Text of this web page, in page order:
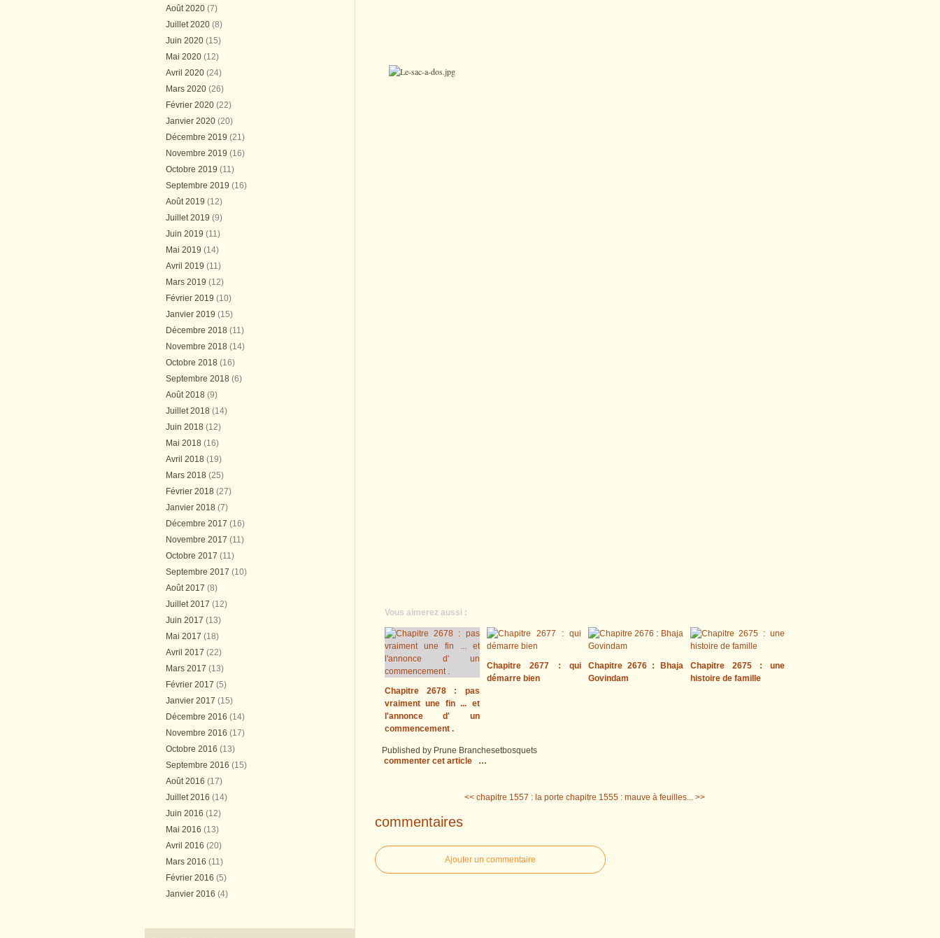
Août 2020 (7)
Juillet 2020 (8)
Juin 2020 (15)
Mai 2020 (12)
Avril 2020 (24)
Mars 2020 (26)
Février 2020 (22)
Janvier 2020 (20)
Décembre 2019 (21)
Novembre 2019 (16)
Octobre 2019 (11)
Septembre 2019 (16)
Août 2019 (12)
Juillet 2019 (9)
Juin 2019 (11)
Mai 2019 (14)
Avril 2019 (11)
Mars 2019 (12)
Février 2019 (10)
Janvier 2019 (15)
Décembre 2018 (11)
Novembre 2018 (14)
Octobre 2018 (16)
Septembre 2018 (6)
Août 2018 (9)
Juillet 2018 (14)
Juin 2018 (12)
Mai 2018 (16)
Avril 2018 (19)
Mars 2018 (25)
Février 2018 (27)
Janvier 2018 (7)
Décembre 2017 (16)
Novembre 2017 (11)
Octobre 2017 (11)
Septembre 2017 (10)
Août 2017 (8)
Juillet 2017 (12)
Juin 2017 (13)
Mai 2017 (18)
Avril 2017 (22)
Mars 2017 (13)
Février 2017 (5)
Janvier 2017 (15)
Décembre 2016 (14)
Novembre 2016 (17)
Octobre 2016 (13)
Septembre 2016 (15)
Août 2016 (17)
Juillet 2016 (14)
Juin 2016 (12)
Mai 2016 (13)
Avril 2016 (20)
Mars 2016 (11)
Février 2016 (5)
Janvier 2016 (4)
Vous aimerez aussi :
Chapitre 2678 : pas
vraiment une fin ... et
l'annonce d' un
commencement .
Chapitre 2677 : qui
démarre bien
Chapitre 2676 : Bhaja
Govindam
Chapitre 2675 : une
histoire de famille
Published by Prune Branchesetbosquets
commenter cet article
…
<< chapitre 1557 : la porte chapitre 1555 : mauve à feuilles... >>
commentaires
Ajouter un commentaire